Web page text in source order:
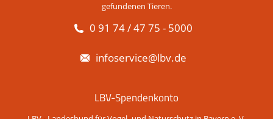
gefundenen Tieren.
0 91 74 / 47 75 - 5000
infoservice@lbv.de
LBV-Spendenkonto